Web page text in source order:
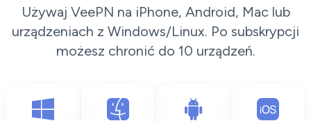
Używaj VeePN na iPhone, Android, Mac lub
urządzeniach z Windows/Linux. Po subskrypcji
możesz chronić do 10 urządzeń.